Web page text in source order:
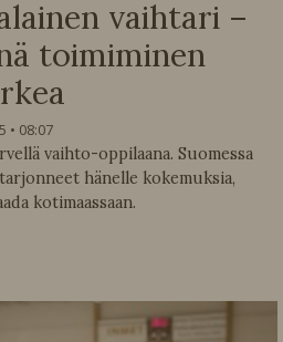
vaihtari –
toimiminen
08:07
vaihto-oppilaana. Suomessa
hänelle kokemuksia,
kotimaassaan.